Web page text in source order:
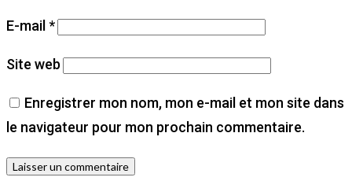
E-mail *
Site web
Enregistrer mon nom, mon e-mail et mon site dans
le navigateur pour mon prochain commentaire.